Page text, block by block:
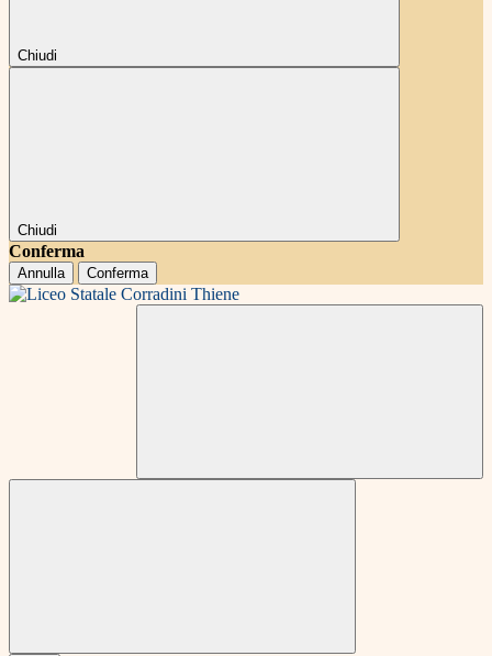
Chiudi
Chiudi
Conferma
Annulla Conferma